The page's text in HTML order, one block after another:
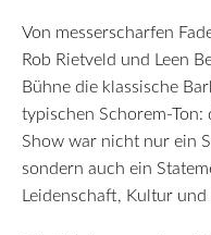
Von messerscharfen
Rob Rietveld und Leen
Bühne die klassische
typischen Schorem-
Show war nicht nur ein
sondern auch ein
Leidenschaft, Kultur